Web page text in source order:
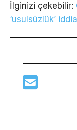
İlginizi çekebilir:
‘usulsüzlük’